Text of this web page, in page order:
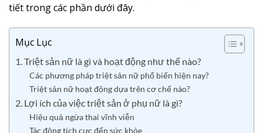
tiết trong các phần dưới đây.
Mục Lục
1. Triệt sản nữ là gì và hoạt động như thế nào?
Các phương pháp triệt sản nữ phổ biến hiện nay?
Triệt sản nữ hoạt động dựa trên cơ chế nào?
2. Lợi ích của việc triệt sản ở phụ nữ là gì?
Hiệu quả ngừa thai vĩnh viễn
Tác động tích cực đến sức khỏe